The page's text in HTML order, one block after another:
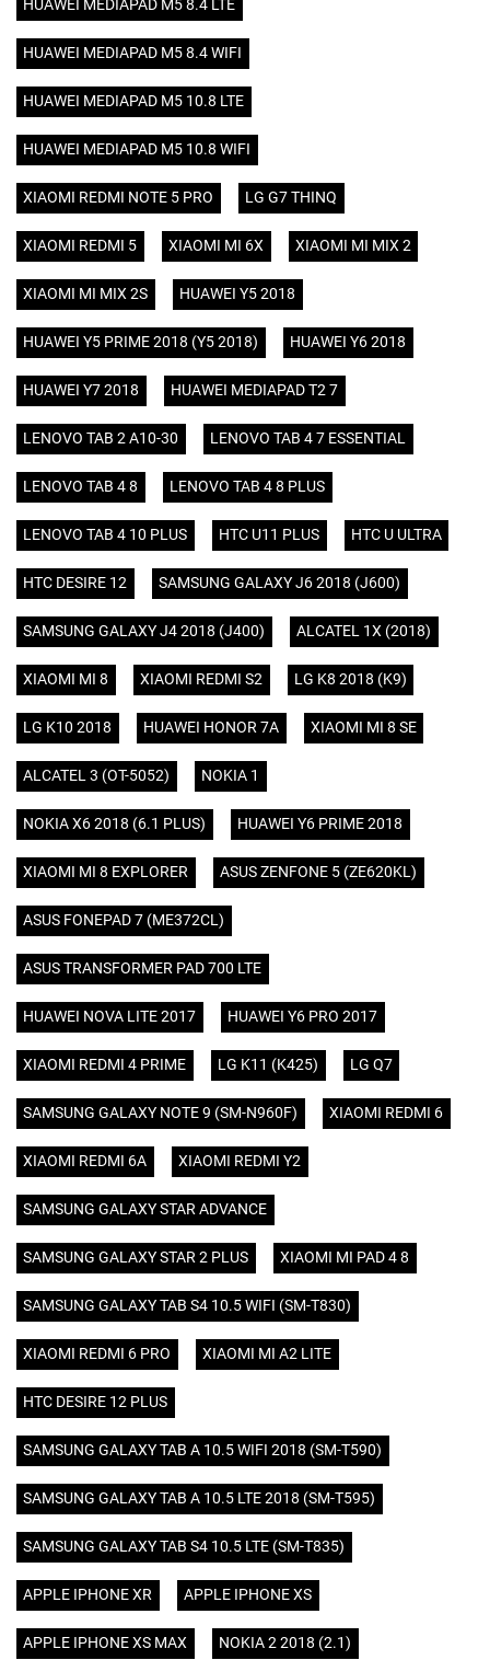
HUAWEI MEDIAPAD M5 8.4 LTE
HUAWEI MEDIAPAD M5 8.4 WIFI
HUAWEI MEDIAPAD M5 10.8 LTE
HUAWEI MEDIAPAD M5 10.8 WIFI
XIAOMI REDMI NOTE 5 PRO LG G7 THINQ
XIAOMI REDMI 5 XIAOMI MI 6X XIAOMI MI MIX 2
XIAOMI MI MIX 2S HUAWEI Y5 2018
HUAWEI Y5 PRIME 2018 (Y5 2018) HUAWEI Y6 2018
HUAWEI Y7 2018 HUAWEI MEDIAPAD T2 7
LENOVO TAB 2 A10-30 LENOVO TAB 4 7 ESSENTIAL
LENOVO TAB 4 8 LENOVO TAB 4 8 PLUS
LENOVO TAB 4 10 PLUS HTC U11 PLUS HTC U ULTRA
HTC DESIRE 12 SAMSUNG GALAXY J6 2018 (J600)
SAMSUNG GALAXY J4 2018 (J400) ALCATEL 1X (2018)
XIAOMI MI 8 XIAOMI REDMI S2 LG K8 2018 (K9)
LG K10 2018 HUAWEI HONOR 7A XIAOMI MI 8 SE
ALCATEL 3 (OT-5052) NOKIA 1
NOKIA X6 2018 (6.1 PLUS) HUAWEI Y6 PRIME 2018
XIAOMI MI 8 EXPLORER ASUS ZENFONE 5 (ZE620KL)
ASUS FONEPAD 7 (ME372CL)
ASUS TRANSFORMER PAD 700 LTE
HUAWEI NOVA LITE 2017 HUAWEI Y6 PRO 2017
XIAOMI REDMI 4 PRIME LG K11 (K425) LG Q7
SAMSUNG GALAXY NOTE 9 (SM-N960F) XIAOMI REDMI 6
XIAOMI REDMI 6A XIAOMI REDMI Y2
SAMSUNG GALAXY STAR ADVANCE
SAMSUNG GALAXY STAR 2 PLUS XIAOMI MI PAD 4 8
SAMSUNG GALAXY TAB S4 10.5 WIFI (SM-T830)
XIAOMI REDMI 6 PRO XIAOMI MI A2 LITE
HTC DESIRE 12 PLUS
SAMSUNG GALAXY TAB A 10.5 WIFI 2018 (SM-T590)
SAMSUNG GALAXY TAB A 10.5 LTE 2018 (SM-T595)
SAMSUNG GALAXY TAB S4 10.5 LTE (SM-T835)
APPLE IPHONE XR APPLE IPHONE XS
APPLE IPHONE XS MAX NOKIA 2 2018 (2.1)